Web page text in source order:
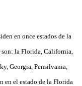
en once estados de la
la Florida, California,
Georgia, Pensilvania,
el estado de la Florida